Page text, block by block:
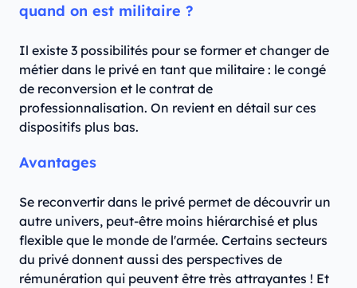
quand on est militaire ?
Il existe 3 possibilités pour se former et changer de
métier dans le privé en tant que militaire : le congé
de reconversion et le contrat de
professionnalisation. On revient en détail sur ces
dispositifs plus bas.
Avantages
Se reconvertir dans le privé permet de découvrir un
autre univers, peut-être moins hiérarchisé et plus
flexible que le monde de l'armée. Certains secteurs
du privé donnent aussi des perspectives de
rémunération qui peuvent être très attrayantes ! Et